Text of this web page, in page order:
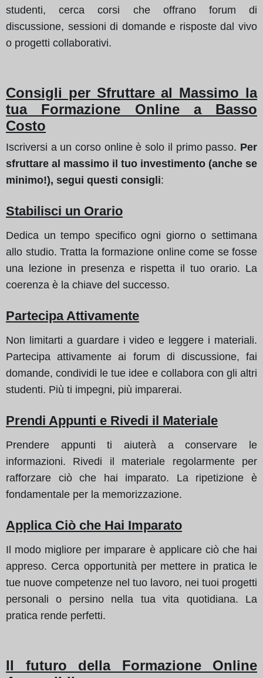
studenti, cerca corsi che offrano forum di
discussione, sessioni di domande e risposte dal vivo
o progetti collaborativi.
Consigli per Sfruttare al Massimo la
tua Formazione Online a Basso
Costo
Iscriversi a un corso online è solo il primo passo. Per
sfruttare al massimo il tuo investimento (anche se
minimo!), segui questi consigli:
Stabilisci un Orario
Dedica un tempo specifico ogni giorno o settimana
allo studio. Tratta la formazione online come se fosse
una lezione in presenza e rispetta il tuo orario. La
coerenza è la chiave del successo.
Partecipa Attivamente
Non limitarti a guardare i video e leggere i materiali.
Partecipa attivamente ai forum di discussione, fai
domande, condividi le tue idee e collabora con gli altri
studenti. Più ti impegni, più imparerai.
Prendi Appunti e Rivedi il Materiale
Prendere appunti ti aiuterà a conservare le
informazioni. Rivedi il materiale regolarmente per
rafforzare ciò che hai imparato. La ripetizione è
fondamentale per la memorizzazione.
Applica Ciò che Hai Imparato
Il modo migliore per imparare è applicare ciò che hai
appreso. Cerca opportunità per mettere in pratica le
tue nuove competenze nel tuo lavoro, nei tuoi progetti
personali o persino nella tua vita quotidiana. La
pratica rende perfetti.
Il futuro della Formazione Online